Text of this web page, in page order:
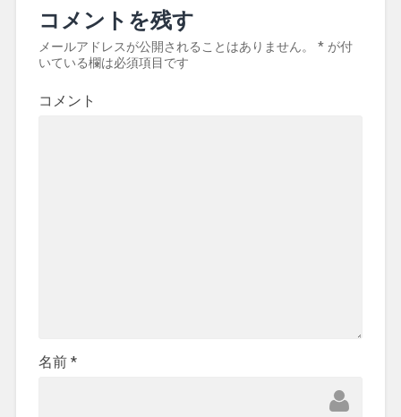
コメントを残す
メールアドレスが公開されることはありません。 *が付
いている欄は必須項目です
コメント
名前 *